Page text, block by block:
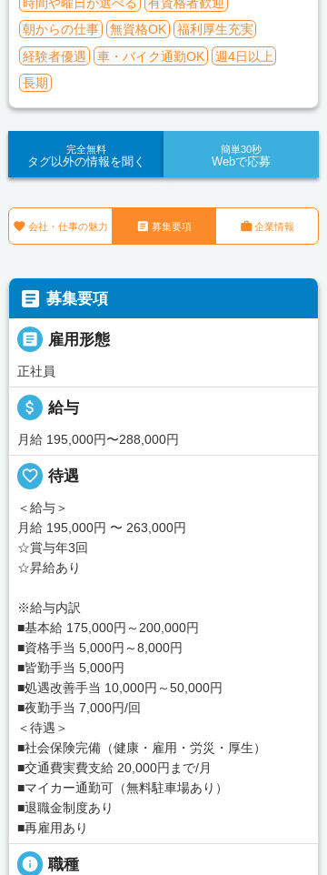
朝からの仕事
無資格OK
福利厚生充実
経験者優遇
車・バイク通勤OK
週4日以上
長期
完全無料
タグ以外の情報を聞く
簡単30秒
Webで応募
 会社・仕事の魅力  募集要項 企業情報
 募集要項
 雇用形態
正社員
attach_money 給与
月給 195,000円〜288,000円
favorite_border 待遇
＜給与＞
月給 195,000円 〜 263,000円
☆賞与年3回
☆昇給あり
※給与内訳
■基本給 175,000円～200,000円
■資格手当 5,000円～8,000円
■皆勤手当 5,000円
■処遇改善手当 10,000円～50,000円
■夜勤手当 7,000円/回
＜待遇＞
■社会保険完備（健康・雇用・労災・厚生）
■交通費実費支給 20,000円まで/月
■マイカー通勤可（無料駐車場あり）
■退職金制度あり
■再雇用あり
info 職種